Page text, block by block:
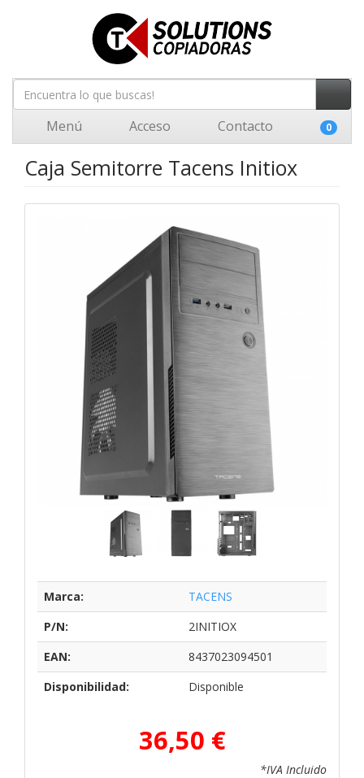
Menú Acceso Contacto 0
Caja Semitorre Tacens Initiox
Marca:
TACENS
P/N:
2INITIOX
EAN:
8437023094501
Disponibilidad:
Disponible
36,50 €
*IVA Incluido